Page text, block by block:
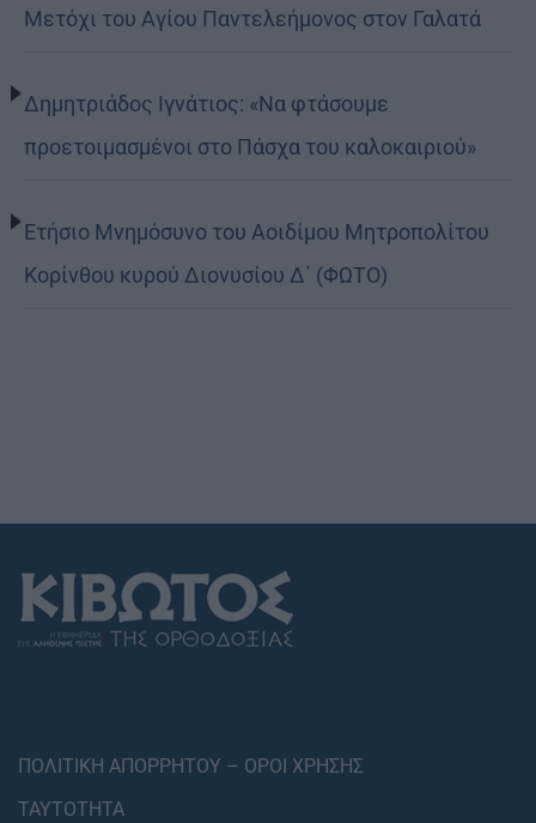
Μετόχι του Αγίου Παντελεήμονος στον Γαλατά
Δημητριάδος Ιγνάτιος: «Να φτάσουμε
προετοιμασμένοι στο Πάσχα του καλοκαιριού»
Ετήσιο Μνημόσυνο του Αοιδίμου Μητροπολίτου
Κορίνθου κυρού Διονυσίου Δ΄ (ΦΩΤΟ)
ΠΟΛΙΤΙΚΗ ΑΠΟΡΡΗΤΟΥ – ΟΡΟΙ ΧΡΗΣΗΣ
ΤΑΥΤΟΤΗΤΑ